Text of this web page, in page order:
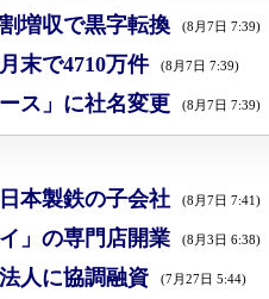
増収で黒字転換 (8月7日 7:39)
末で4710万件 (8月7日 7:39)
ス」に社名変更 (8月7日 7:39)
本製鉄の子会社 (8月7日 7:41)
」の専門店開業 (8月3日 6:38)
人に協調融資 (7月27日 5:44)